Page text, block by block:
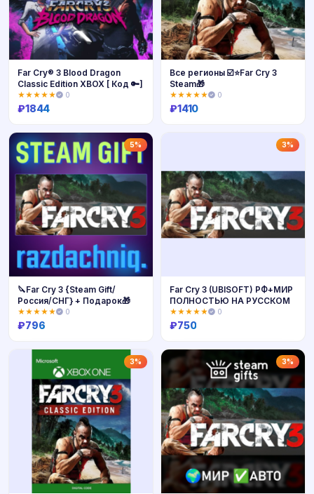
Купить
Far Cry® 3 Blood Dragon
Classic Edition XBOX [ Код 🔑]
★★★★★ 0
₽1844
Все регионы ☑️⭐Far Cry 3
Steam🎁
★★★★★ 0
₽1410
5%
🔪Far Cry 3 {Steam Gift/
Россия/СНГ} + Подарок🎁
★★★★★ 0
₽796
3%
Купить
Far Cry 3 (UBISOFT) РФ+МИР
ПОЛНОСТЬЮ НА РУССКОМ
★★★★★ 0
₽750
3% 3%